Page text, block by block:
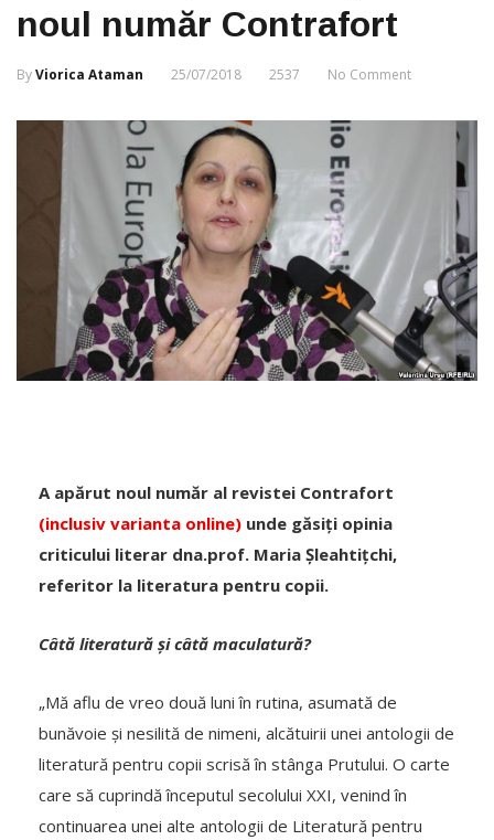
noul număr Contrafort
ByViorica Ataman 25/07/2018 2537 No Comment
A apărut noul număr al revistei Contrafort
(inclusiv varianta online) unde găsiți opinia
criticului literar dna.prof. Maria Șleahtițchi,
referitor la literatura pentru copii.
Câtă literatură și câtă maculatură?
„Mă aflu de vreo două luni în rutina, asumată de
bunăvoie și nesilită de nimeni, alcătuirii unei antologii de
literatură pentru copii scrisă în stânga Prutului. O carte
care să cuprindă începutul secolului XXI, venind în
continuarea unei alte antologii de Literatură pentru